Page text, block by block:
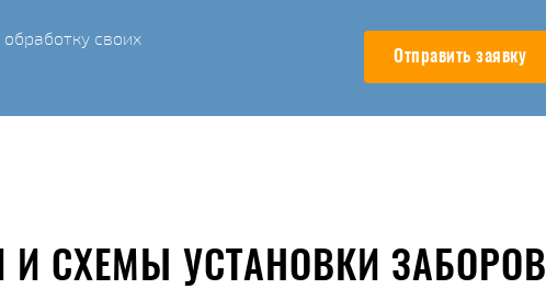
своих
Отправить заявку
И СХЕМЫ УСТАНОВКИ ЗАБОРОВ